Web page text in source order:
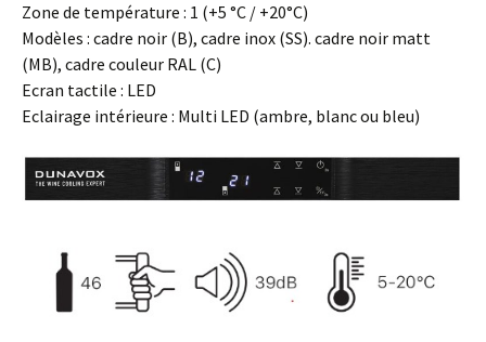
Zone de température : 1 (+5 °C / +20°C)
Modèles : cadre noir (B), cadre inox (SS). cadre noir matt
(MB), cadre couleur RAL (C)
Ecran tactile : LED
Eclairage intérieure : Multi LED (ambre, blanc ou bleu)